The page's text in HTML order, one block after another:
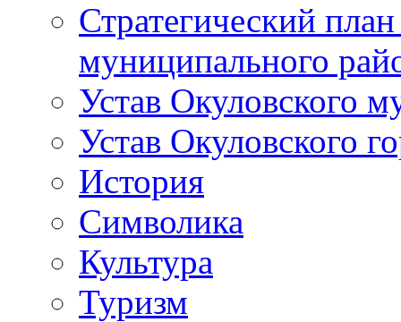
Стратегический
муниципального
Устав Окуловского
Устав Окуловского
История
Символика
Культура
Туризм